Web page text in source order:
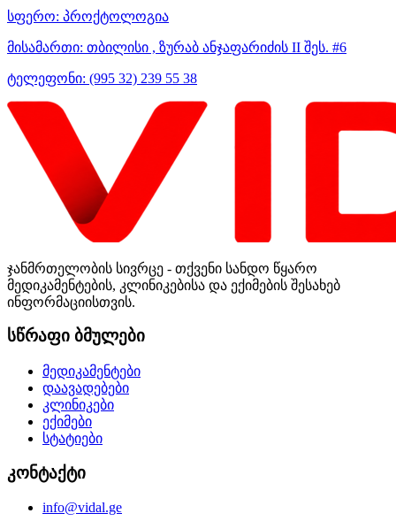
სფერო: პროქტოლოგია
მისამართი: თბილისი , ზურაბ ანჯაფარიძის II შეს. #6
ტელეფონი: (995 32) 239 55 38
ჯანმრთელობის სივრცე - თქვენი სანდო წყარო
მედიკამენტების, კლინიკებისა და ექიმების შესახებ
ინფორმაციისთვის.
სწრაფი ბმულები
მედიკამენტები
დაავადებები
კლინიკები
ექიმები
სტატიები
კონტაქტი
info@vidal.ge